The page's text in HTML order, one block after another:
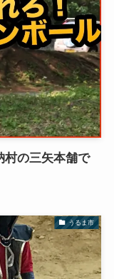
村の三矢本舗で
うるま市